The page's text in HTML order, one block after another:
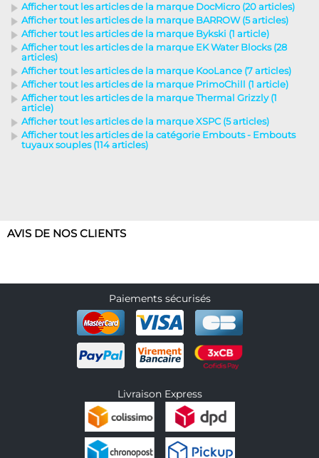
Afficher tout les articles de la marque DocMicro (20 articles)
Afficher tout les articles de la marque BARROW (5 articles)
Afficher tout les articles de la marque Bykski (1 article)
Afficher tout les articles de la marque EK Water Blocks (28
articles)
Afficher tout les articles de la marque KooLance (7 articles)
Afficher tout les articles de la marque PrimoChill (1 article)
Afficher tout les articles de la marque Thermal Grizzly (1
article)
Afficher tout les articles de la marque XSPC (5 articles)
Afficher tout les articles de la catégorie Embouts - Embouts
tuyaux souples (114 articles)
AVIS DE NOS CLIENTS
Paiements sécurisés
Livraison Express